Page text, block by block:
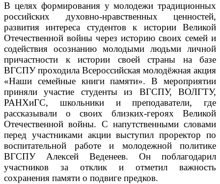
В целях формирования у молодежи традиционных
российских духовно-нравственных ценностей,
развития интереса студентов к истории Великой
Отечественной войны через историю своих семей и
содействия осознанию молодыми людьми личной
причастности к истории своей страны на базе
ВГСПУ проходила Всероссийская молодёжная акция
«Наши семейные книги памяти». В мероприятии
приняли участие студенты из ВГСПУ, ВОЛГТУ,
РАНХиГС, школьники и преподаватели, где
рассказывали о своих близких-героях Великой
Отечественной войны. С напутственными словами
перед участниками акции выступил проректор по
воспитательной работе и молодежной политике
ВГСПУ Алексей Веденеев. Он поблагодарил
участников за отклик и отметил важность
сохранения памяти о подвиге предков.